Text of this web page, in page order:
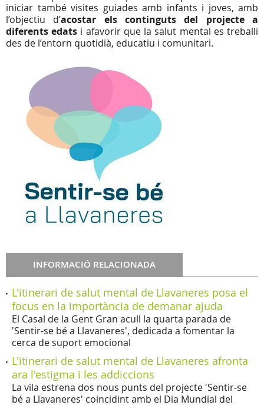
iniciar també visites guiades amb infants i joves, amb
l’objectiu d’acostar els continguts del projecte a
diferents edats i afavorir que la salut mental es treballi
des de l’entorn quotidià, educatiu i comunitari.
INFORMACIÓ RELACIONADA
L'itinerari de salut mental de Llavaneres posa el
focus en la importància de demanar ajuda
El Casal de la Gent Gran acull la quarta parada de
'Sentir-se bé a Llavaneres', dedicada a fomentar la
cerca de suport emocional
L'itinerari de salut mental de Llavaneres afronta
ara l'estigma i les addiccions
La vila estrena dos nous punts del projecte 'Sentir-se
bé a Llavaneres' coincidint amb el Dia Mundial del